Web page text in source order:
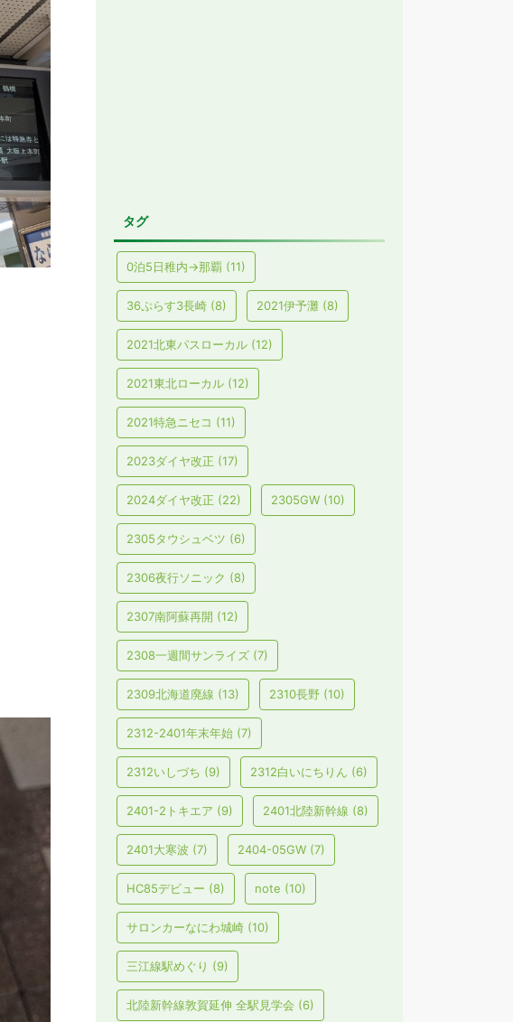
タグ
0泊5日稚内→那覇 (11)
36ぷらす3長崎 (8) 2021伊予灘 (8)
2021北東パスローカル (12)
2021東北ローカル (12)
2021特急ニセコ (11)
2023ダイヤ改正 (17)
2024ダイヤ改正 (22) 2305GW (10)
2305タウシュベツ (6)
2306夜行ソニック (8)
2307南阿蘇再開 (12)
2308一週間サンライズ (7)
2309北海道廃線 (13) 2310長野 (10)
2312-2401年末年始 (7)
2312いしづち (9) 2312白いにちりん (6)
2401-2トキエア (9) 2401北陸新幹線 (8)
2401大寒波 (7) 2404-05GW (7)
HC85デビュー (8) note (10)
サロンカーなにわ城崎 (10)
三江線駅めぐり (9)
北陸新幹線敦賀延伸 全駅見学会 (6)